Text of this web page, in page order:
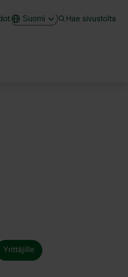
Suomi Hae sivustolta
Yrittäjille